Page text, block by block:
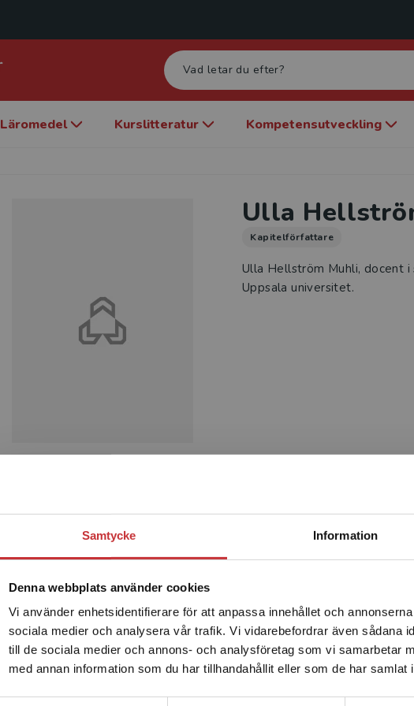
Samtycke Information
Denna webbplats använder cookies
Vi använder enhetsidentifierare för att anpassa innehållet och
sociala medier och analysera vår trafik. Vi vidarebefordrar även sådana
till de sociala medier och annons- och analysföretag som vi samarbetar
med annan information som du har tillhandahållit eller som de har samlat
Begränsad fraktregion
Det verkar som att du besöker
enhet utanför Sverige. Vi erbjuder inte
Sverige. För att kunna slutföra ett köp
leveransadressen vara i Sverige.Läs mer
Läromedel Kurslitteratur Kompetensutveckling
Ulla
Kapitelförfattare
Ulla Hellström Muhli, docent
Uppsala universitet.
Produkter